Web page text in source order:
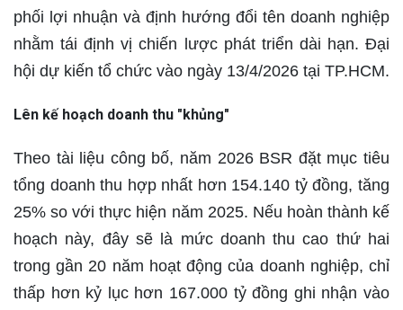
phối lợi nhuận và định hướng đổi tên doanh nghiệp
nhằm tái định vị chiến lược phát triển dài hạn. Đại
hội dự kiến tổ chức vào ngày 13/4/2026 tại TP.HCM.
Lên kế hoạch doanh thu "khủng"
Theo tài liệu công bố, năm 2026 BSR đặt mục tiêu
tổng doanh thu hợp nhất hơn 154.140 tỷ đồng, tăng
25% so với thực hiện năm 2025. Nếu hoàn thành kế
hoạch này, đây sẽ là mức doanh thu cao thứ hai
trong gần 20 năm hoạt động của doanh nghiệp, chỉ
thấp hơn kỷ lục hơn 167.000 tỷ đồng ghi nhận vào